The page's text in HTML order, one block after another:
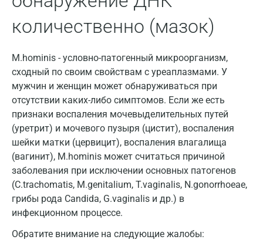
количественно (мазок)
M.hominis - условно-патогенный микроорганизм,
сходный по своим свойствам с уреаплазмами. У
мужчин и женщин может обнаруживаться при
отсутствии каких-либо симптомов. Если же есть
признаки воспаления мочевыделительных путей
(уретрит) и мочевого пузыря (цистит), воспаления
шейки матки (цервицит), воспаления влагалища
(вагинит), M.hominis может считаться причиной
заболевания при исключении основных патогенов
(C.trachomatis, M.genitalium, T.vaginalis, N.gonorrhoeae,
грибы рода Candida, G.vaginalis и др.) в
инфекционном процессе.
Обратите внимание на следующие жалобы:
Екатеринбург
Звенигород
Зеленоград
Иваново
Ивантеевка
Ижевск
Истра
Йошкар-Ола
Калининград